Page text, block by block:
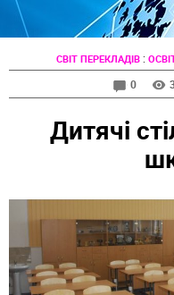
СВІТ ПЕРЕКЛАДІВ :
0
Дитячі